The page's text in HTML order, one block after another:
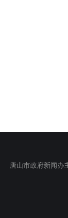
唐山市政府新闻